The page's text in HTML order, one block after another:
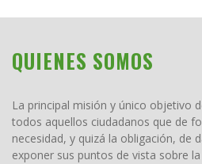
QUIENES SOMOS
La principal misión y único objetivo
todos aquellos ciudadanos que de
necesidad, y quizá la obligación, de
exponer sus puntos de vista sobre